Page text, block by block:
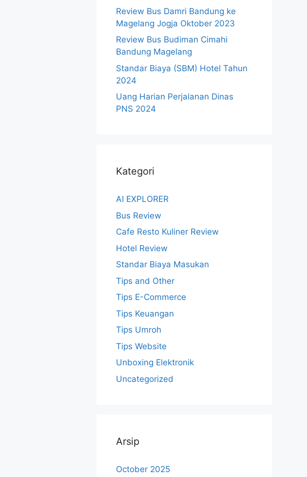
Review Bus Damri Bandung ke
Magelang Jogja Oktober 2023
Review Bus Budiman Cimahi
Bandung Magelang
Standar Biaya (SBM) Hotel Tahun
2024
Uang Harian Perjalanan Dinas
PNS 2024
Kategori
AI EXPLORER
Bus Review
Cafe Resto Kuliner Review
Hotel Review
Standar Biaya Masukan
Tips and Other
Tips E-Commerce
Tips Keuangan
Tips Umroh
Tips Website
Unboxing Elektronik
Uncategorized
Arsip
October 2025